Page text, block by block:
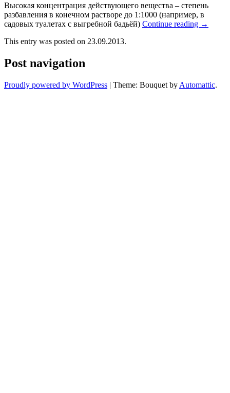
Высокая концентрация действующего вещества – степень
разбавления в конечном растворе до 1:1000 (например, в
садовых туалетах с выгребной бадьёй) Continue reading →
This entry was posted on 23.09.2013.
Post navigation
Proudly powered by WordPress | Theme: Bouquet by Automattic.